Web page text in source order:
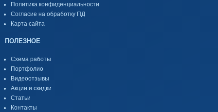
Политика конфиденциальности
Согласие на обработку ПД
Карта сайта
ПОЛЕЗНОЕ
Схема работы
Портфолио
Видеоотзывы
Акции и скидки
Статьи
Контакты